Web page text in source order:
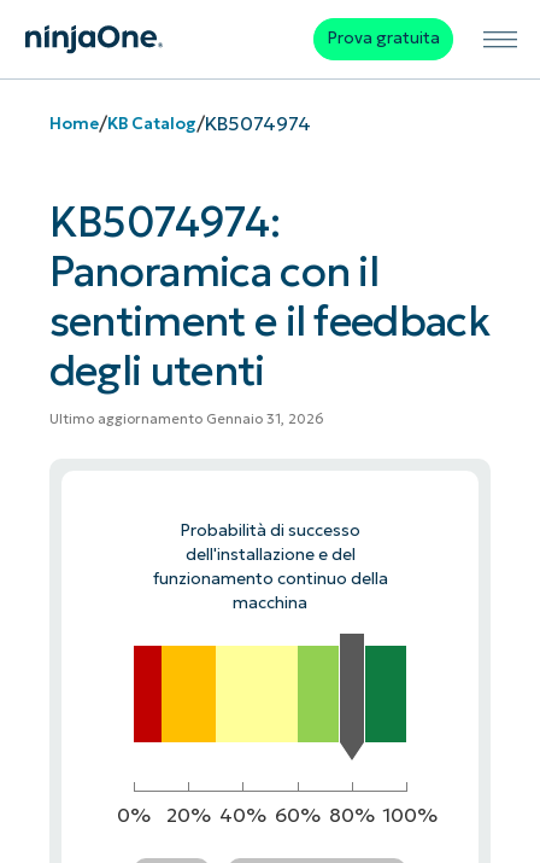
Prova gratuita
Home/KB Catalog/KB5074974
KB5074974:
Panoramica con il
sentiment e il feedback
degli utenti
Ultimo aggiornamento Gennaio 31, 2026
Probabilità di successo
dell'installazione e del
funzionamento continuo della
macchina
0% 20% 40% 60% 80% 100%